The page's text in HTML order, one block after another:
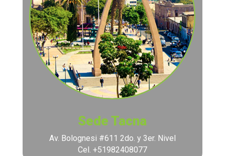
Sede Tacna
Av. Bolognesi #611 2do. y 3er. Nivel
Cel. +51982408077